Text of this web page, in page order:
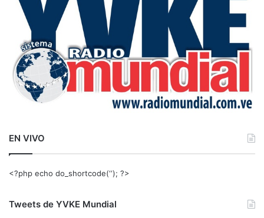
EN VIVO
<?php echo do_shortcode(‘‘); ?>
Tweets de YVKE Mundial